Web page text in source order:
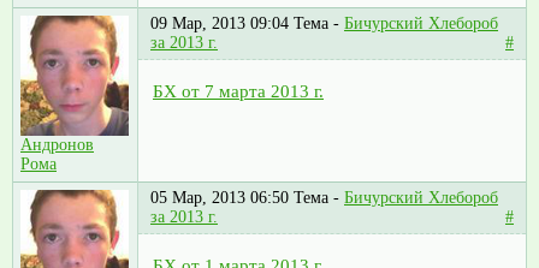
Андронов
Рома
09 Мар, 2013 09:04 Тема - Бичурский Хлебороб
за 2013 г.
#
БХ от 7 марта 2013 г.
05 Мар, 2013 06:50 Тема - Бичурский Хлебороб
за 2013 г.
#